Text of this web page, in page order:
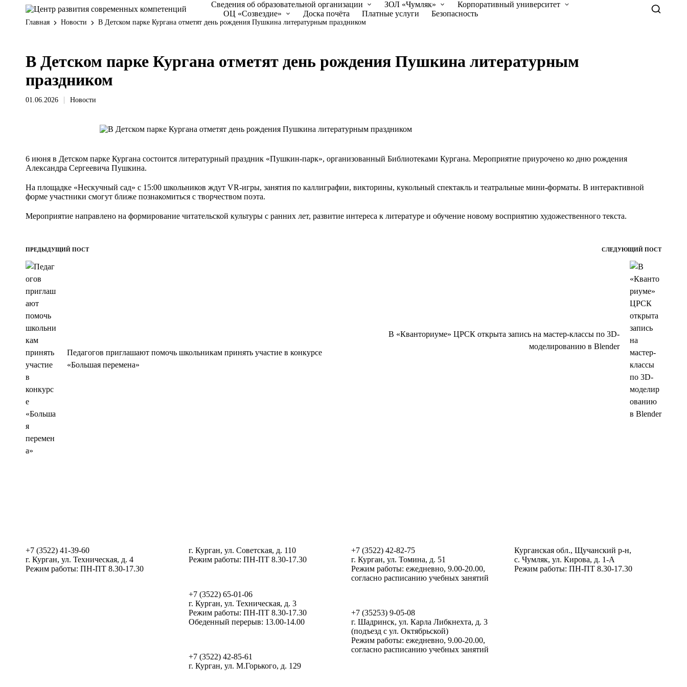
Сведения об образовательной организации ЗОЛ «Чумляк»
Корпоративный университет
ОЦ «Созвездие»
Доска почёта Платные услуги Безопасность
Главная Новости В Детском парке Кургана отметят день рождения Пушкина литературным праздником
В Детском парке Кургана отметят день рождения Пушкина литературным
праздником
01.06.2026
Posted
Новости
6 июня в Детском парке Кургана состоится литературный праздник «Пушкин-парк», организованный Библиотеками Кургана. Мероприятие приурочено ко дню рождения
Александра Сергеевича Пушкина.
На площадке «Нескучный сад» с 15:00 школьников ждут VR-игры, занятия по каллиграфии, викторины, кукольный спектакль и театральные мини-форматы. В интерактивной
форме участники смогут ближе познакомиться с творчеством поэта.
Мероприятие направлено на формирование читательской культуры с ранних лет, развитие интереса к литературе и обучение новому восприятию художественного текста.
Post
navigation
ПРЕДЫДУЩИЙ ПОСТ
Педагогов приглашают помочь школьникам принять участие в конкурсе
«Большая перемена»
СЛЕДУЮЩИЙ ПОСТ
В «Кванториуме» ЦРСК открыта запись на мастер-классы по 3D-
моделированию в Blender
+7 (3522) 41-39-60
г. Курган, ул. Техническая, д. 4
Режим работы: ПН-ПТ 8.30-17.30
г. Курган, ул. Советская, д. 110
Режим работы: ПН-ПТ 8.30-17.30
+7 (3522) 65-01-06
г. Курган, ул. Техническая, д. 3
Режим работы: ПН-ПТ 8.30-17.30
Обеденный перерыв: 13.00-14.00
+7 (3522) 42-85-61
г. Курган, ул. М.Горького, д. 129
+7 (3522) 42-82-75
г. Курган, ул. Томина, д. 51
Режим работы: ежедневно, 9.00-20.00,
согласно расписанию учебных занятий
+7 (35253) 9-05-08
г. Шадринск, ул. Карла Либкнехта, д. 3
(подъезд с ул. Октябрьской)
Режим работы: ежедневно, 9.00-20.00,
согласно расписанию учебных занятий
Курганская обл., Щучанский р-н,
с. Чумляк, ул. Кирова, д. 1-А
Режим работы: ПН-ПТ 8.30-17.30